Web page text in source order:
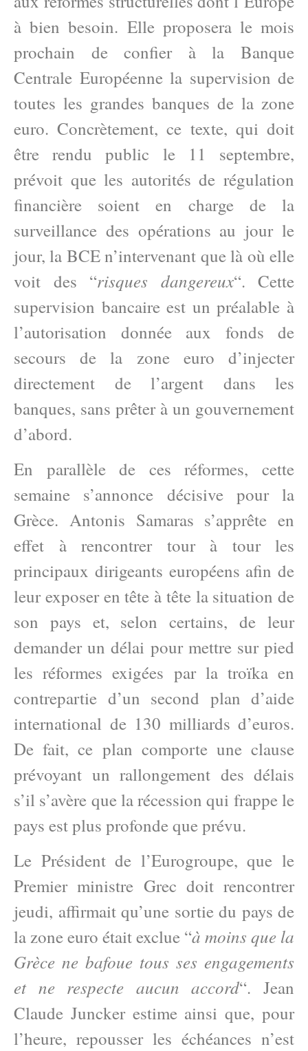
à bien besoin. Elle proposera le mois
prochain de confier à la Banque
Centrale Européenne la supervision de
toutes les grandes banques de la zone
euro. Concrètement, ce texte, qui doit
être rendu public le 11 septembre,
prévoit que les autorités de régulation
financière soient en charge de la
surveillance des opérations au jour le
jour, la BCE n’intervenant que là où elle
voit des “risques dangereux“. Cette
supervision bancaire est un préalable à
l’autorisation donnée aux fonds de
secours de la zone euro d’injecter
directement de l’argent dans les
banques, sans prêter à un gouvernement
d’abord.
En parallèle de ces réformes, cette
semaine s’annonce décisive pour la
Grèce. Antonis Samaras s’apprête en
effet à rencontrer tour à tour les
principaux dirigeants européens afin de
leur exposer en tête à tête la situation de
son pays et, selon certains, de leur
demander un délai pour mettre sur pied
les réformes exigées par la troïka en
contrepartie d’un second plan d’aide
international de 130 milliards d’euros.
De fait, ce plan comporte une clause
prévoyant un rallongement des délais
s’il s’avère que la récession qui frappe le
pays est plus profonde que prévu.
Le Président de l’Eurogroupe, que le
Premier ministre Grec doit rencontrer
jeudi, affirmait qu’une sortie du pays de
la zone euro était exclue “à moins que la
Grèce ne bafoue tous ses engagements
et ne respecte aucun accord“. Jean
Claude Juncker estime ainsi que, pour
l’heure, repousser les échéances n’est